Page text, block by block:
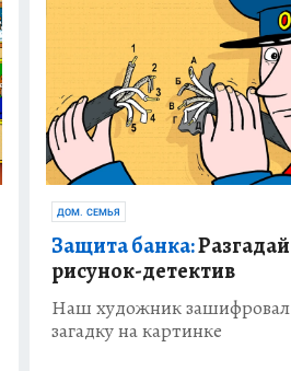
ДОМ. СЕМЬЯ
Защита банка:Разгадай
рисунок-детектив
Наш художник зашифровал
загадку на картинке